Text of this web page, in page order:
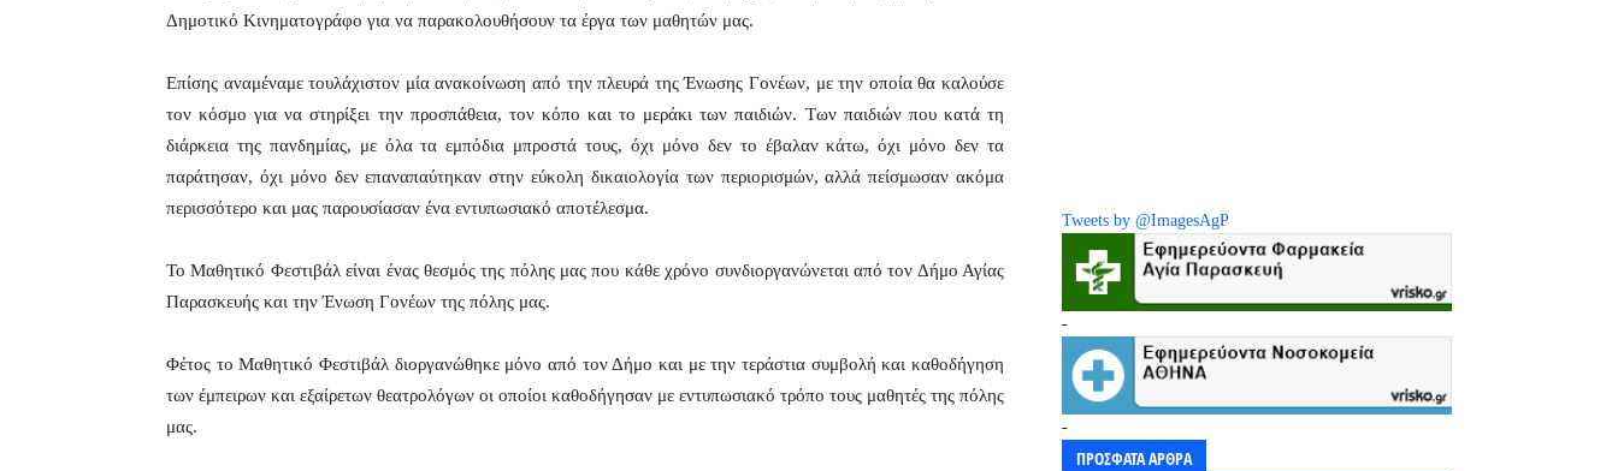
Δημοτικό Κινηματογράφο για να παρακολουθήσουν τα έργα των μαθητών μας.
Επίσης αναμέναμε τουλάχιστον μία ανακοίνωση από την πλευρά της Ένωσης Γονέων, με την οποία θα καλούσε
τον κόσμο για να στηρίξει την προσπάθεια, τον κόπο και το μεράκι των παιδιών. Των παιδιών που κατά τη
διάρκεια της πανδημίας, με όλα τα εμπόδια μπροστά τους, όχι μόνο δεν το έβαλαν κάτω, όχι μόνο δεν τα
παράτησαν, όχι μόνο δεν επαναπαύτηκαν στην εύκολη δικαιολογία των περιορισμών, αλλά πείσμωσαν ακόμα
περισσότερο και μας παρουσίασαν ένα εντυπωσιακό αποτέλεσμα.
Το Μαθητικό Φεστιβάλ είναι ένας θεσμός της πόλης μας που κάθε χρόνο συνδιοργανώνεται από τον Δήμο Αγίας
Παρασκευής και την Ένωση Γονέων της πόλης μας.
Φέτος το Μαθητικό Φεστιβάλ διοργανώθηκε μόνο από τον Δήμο και με την τεράστια συμβολή και καθοδήγηση
των έμπειρων και εξαίρετων θεατρολόγων οι οποίοι καθοδήγησαν με εντυπωσιακό τρόπο τους μαθητές της πόλης
μας.
Tweets by @ImagesAgP
-
-
ΠΡΟΣΦΑΤΑ ΑΡΘΡΑ